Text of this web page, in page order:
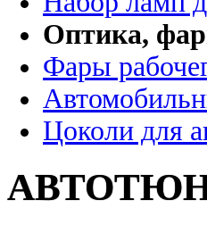
Оптика,
Фары
Цоколи для